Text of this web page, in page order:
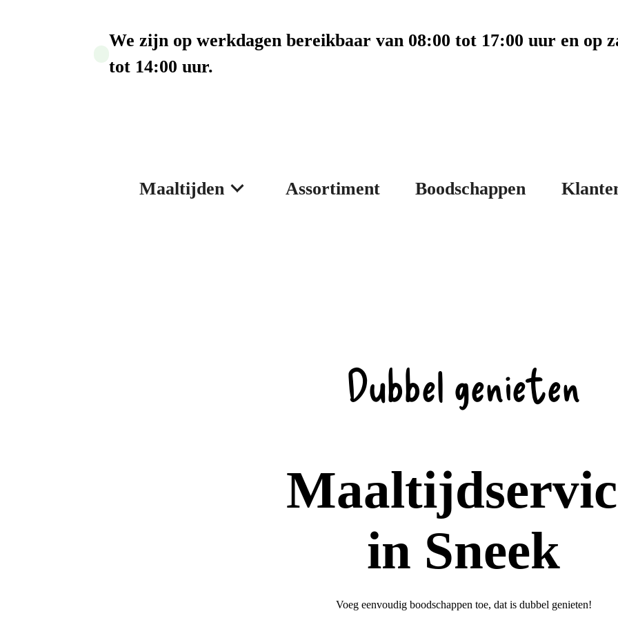
We zijn op werkdagen bereikbaar van 08:00 tot 17:00 uur en op
tot 14:00 uur.
Maaltijden Assortiment Boodschappen
Dubbel genieten
in Sneek
Voeg eenvoudig boodschappen toe, dat is dubbel genieten!